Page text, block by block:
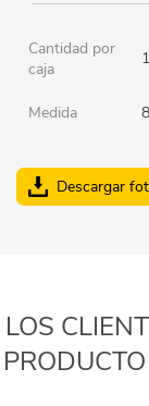
Cantidad por
caja
Medida
Descargar
LOS